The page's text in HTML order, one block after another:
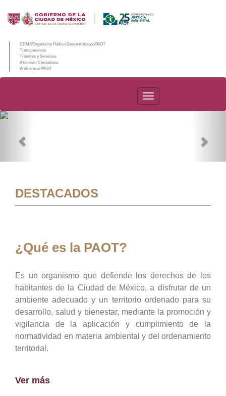
CDMX/Organismo Público Descentralizado/PAOT
Transparencia
Trámites y Servicios
Atención Ciudadana
Web e-mail PAOT
PAOT
DESTACADOS
¿Qué es la PAOT?
Es un organismo que defiende los derechos de los
habitantes de la Ciudad de México, a disfrutar de un
ambiente adecuado y un territorio ordenado para su
desarrollo, salud y bienestar, mediante la promoción y
vigilancia de la aplicación y cumplimiento de la
normatividad en materia ambiental y del ordenamiento
territorial.
Ver más